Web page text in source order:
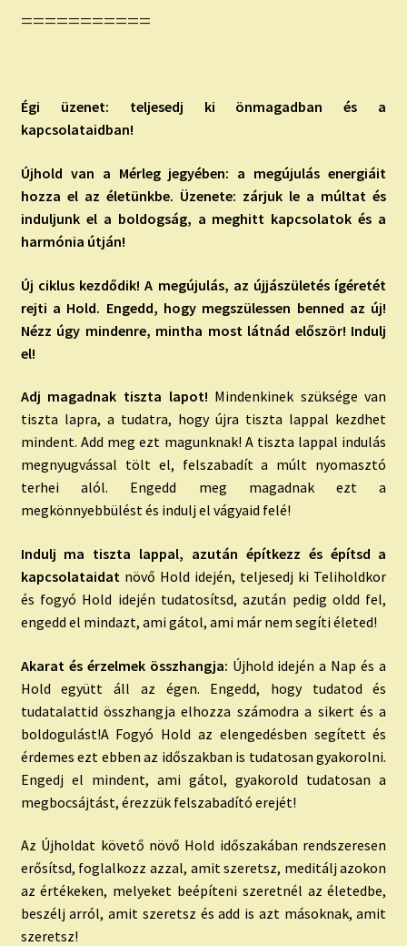
===========
Égi üzenet: teljesedj ki önmagadban és a
kapcsolataidban!
Újhold van a Mérleg jegyében: a megújulás energiáit
hozza el az életünkbe. Üzenete: zárjuk le a múltat és
induljunk el a boldogság, a meghitt kapcsolatok és a
harmónia útján!
Új ciklus kezdődik! A megújulás, az újjászületés ígéretét
rejti a Hold. Engedd, hogy megszülessen benned az új!
Nézz úgy mindenre, mintha most látnád először! Indulj
el!
Adj magadnak tiszta lapot! Mindenkinek szüksége van
tiszta lapra, a tudatra, hogy újra tiszta lappal kezdhet
mindent. Add meg ezt magunknak! A tiszta lappal indulás
megnyugvással tölt el, felszabadít a múlt nyomasztó
terhei alól. Engedd meg magadnak ezt a
megkönnyebbülést és indulj el vágyaid felé!
Indulj ma tiszta lappal, azután építkezz és építsd a
kapcsolataidat növő Hold idején, teljesedj ki Teliholdkor
és fogyó Hold idején tudatosítsd, azután pedig oldd fel,
engedd el mindazt, ami gátol, ami már nem segíti életed!
Akarat és érzelmek összhangja: Újhold idején a Nap és a
Hold együtt áll az égen. Engedd, hogy tudatod és
tudatalattid összhangja elhozza számodra a sikert és a
boldogulást!A Fogyó Hold az elengedésben segített és
érdemes ezt ebben az időszakban is tudatosan gyakorolni.
Engedj el mindent, ami gátol, gyakorold tudatosan a
megbocsájtást, érezzük felszabadító erejét!
Az Újholdat követő növő Hold időszakában rendszeresen
erősítsd, foglalkozz azzal, amit szeretsz, meditálj azokon
az értékeken, melyeket beépíteni szeretnél az életedbe,
beszélj arról, amit szeretsz és add is azt másoknak, amit
szeretsz!